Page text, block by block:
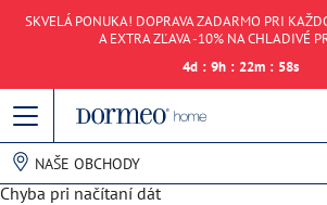
SKVELÁ PONUKA! DOPRAVA ZADARMO PRI
A EXTRA ZĽAVA -10% NA CHLADIVÉ
4d : 9h : 22m : 58s
NAŠE OBCHODY
Chyba pri načítaní dát